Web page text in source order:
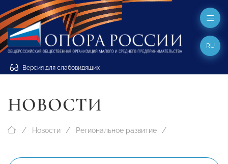
Версия для слабовидящих
RU
НОВОСТИ
Новости Региональное развитие